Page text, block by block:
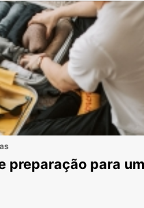
preparação para